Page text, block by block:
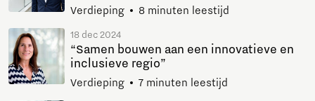
Verdieping 8 minuten leestijd
18 dec 2024
“Samen bouwen aan een innovatieve en
inclusieve regio”
Verdieping 7 minuten leestijd